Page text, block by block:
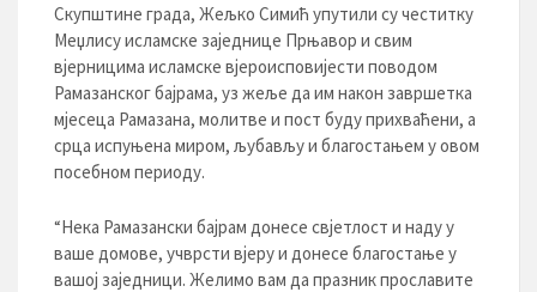
Скупштине града, Жељко Симић упутили су честитку
Меџлису исламске заједнице Прњавор и свим
вјерницима исламске вјероисповијести поводом
Рамазанског бајрама, уз жеље да им након завршетка
мјесеца Рамазана, молитве и пост буду прихваћени, а
срца испуњена миром, љубављу и благостањем у овом
посебном периоду.
“Нека Рамазански бајрам донесе свјетлост и наду у
ваше домове, учврсти вјеру и донесе благостање у
вашој заједници. Желимо вам да празник прославите